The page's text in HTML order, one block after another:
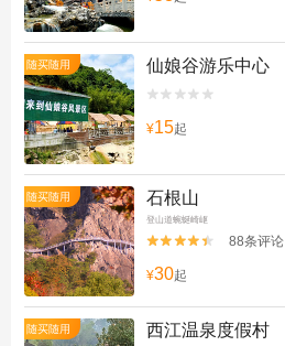
随买随用 仙娘谷游乐中心


¥15起
随买随用 石根山
登山道蜿蜒崎岖

 88条评论
¥30起
随买随用 西江温泉度假村